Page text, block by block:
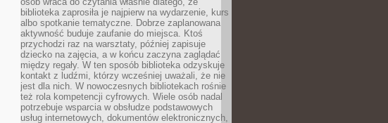
biblioteka zaprosiła je najpierw na wydarzenie, kurs
albo spotkanie tematyczne. Dobrze zaplanowana
aktywność buduje zaufanie do miejsca. Ktoś
przychodzi raz na warsztaty, później zapisuje
dziecko na zajęcia, a w końcu zaczyna zaglądać
między regały. W ten sposób biblioteka odzyskuje
kontakt z ludźmi, którzy wcześniej uważali, że nie
jest dla nich. W nowoczesnych bibliotekach rośnie
też rola kompetencji cyfrowych. Wiele osób nadal
potrzebuje wsparcia w obsłudze podstawowych
usług internetowych, dokumentów elektronicznych,